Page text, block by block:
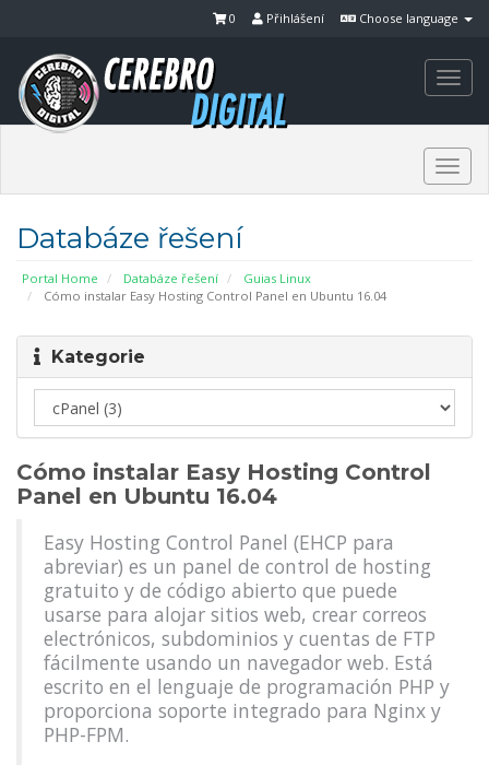
Choose language
Přihlášení
0
Databáze řešení
Portal Home Databáze řešení
Guias Linux
Cómo instalar Easy Hosting Control Panel en Ubuntu 16.04
Kategorie
Cómo instalar Easy Hosting Control
Panel en Ubuntu 16.04
Easy Hosting Control Panel (EHCP para
abreviar) es un panel de control de hosting
gratuito y de código abierto que puede
usarse para alojar sitios web, crear correos
electrónicos, subdominios y cuentas de FTP
fácilmente usando un navegador web. Está
escrito en el lenguaje de programación PHP y
proporciona soporte integrado para Nginx y
PHP-FPM.